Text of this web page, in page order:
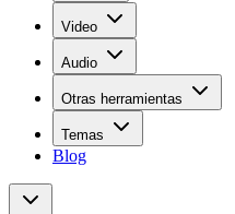
Video
Audio
Otras herramientas
Temas
Blog